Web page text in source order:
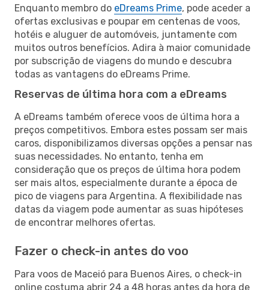
Enquanto membro do eDreams Prime, pode aceder a
ofertas exclusivas e poupar em centenas de voos,
hotéis e aluguer de automóveis, juntamente com
muitos outros benefícios. Adira à maior comunidade
por subscrição de viagens do mundo e descubra
todas as vantagens do eDreams Prime.
Reservas de última hora com a eDreams
A eDreams também oferece voos de última hora a
preços competitivos. Embora estes possam ser mais
caros, disponibilizamos diversas opções a pensar nas
suas necessidades. No entanto, tenha em
consideração que os preços de última hora podem
ser mais altos, especialmente durante a época de
pico de viagens para Argentina. A flexibilidade nas
datas da viagem pode aumentar as suas hipóteses
de encontrar melhores ofertas.
Fazer o check-in antes do voo
Para voos de Maceió para Buenos Aires, o check-in
online costuma abrir 24 a 48 horas antes da hora de